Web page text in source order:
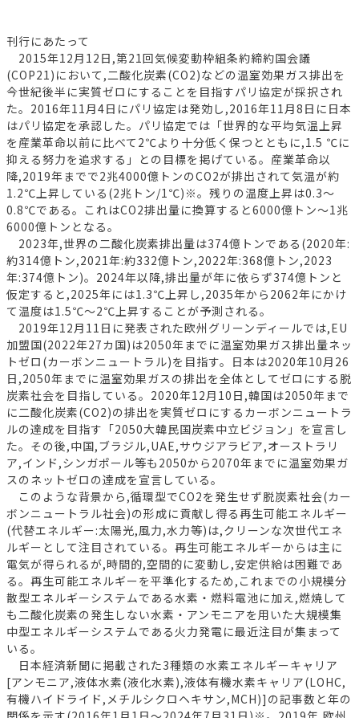
刊行にあたって
2015年12月12日,第21回気候変動枠組条約締約国会議
(COP21)において,二酸化炭素(CO2)などの温室効果ガス排出を
今世紀後半に実質ゼロにすることを目指すパリ協定が採択され
た。2016年11月4日にパリ協定は発効し,2016年11月8日に日本
はパリ協定を承認した。パリ協定では「世界的な平均気温上昇
を産業革命以前に比べて2℃より十分低く保つとともに,1.5 ℃に
抑える努力を追求する」との目標を掲げている。産業革命以
降,2019年までで2兆4000億トンのCO2が排出されて気温が約
1.2℃上昇している(2兆トン/1℃)※。残りの温度上昇は0.3～
0.8℃である。これはCO2排出量に換算すると6000億トン～1兆
6000億トンとなる。
2023年,世界の二酸化炭素排出量は374億トンである(2020年:
約314億トン,2021年:約332億トン,2022年:368億トン,2023
年:374億トン)。2024年以降,排出量が年に依らず374億トンと
仮定すると,2025年には1.3℃上昇し,2035年から2062年にかけ
て温度は1.5℃～2℃上昇することが予測される。
2019年12月11日に発表された欧州グリーンディールでは,EU
加盟国(2022年27カ国)は2050年までに温室効果ガス排出量ネッ
トゼロ(カーボンニュートラル)を目指す。日本は2020年10月26
日,2050年までに温室効果ガスの排出を全体としてゼロにする脱
炭素社会を目指している。2020年12月10日,韓国は2050年まで
に二酸化炭素(CO2)の排出を実質ゼロにするカーボンニュートラ
ルの達成を目指す「2050大韓民国炭素中立ビジョン」を宣言し
た。その後,中国,ブラジル,UAE,サウジアラビア,オーストラリ
ア,インド,シンガポール等も2050から2070年までに温室効果ガ
スのネットゼロの達成を宣言している。
このような背景から,循環型でCO2を発生せず脱炭素社会(カー
ボンニュートラル社会)の形成に貢献し得る再生可能エネルギー
(代替エネルギー:太陽光,風力,水力等)は,クリーンな次世代エネ
ルギーとして注目されている。再生可能エネルギーからは主に
電気が得られるが,時間的,空間的に変動し,安定供給は困難であ
る。再生可能エネルギーを平準化するため,これまでの小規模分
散型エネルギーシステムである水素・燃料電池に加え,燃焼して
も二酸化炭素の発生しない水素・アンモニアを用いた大規模集
中型エネルギーシステムである火力発電に最近注目が集まって
いる。
日本経済新聞に掲載された3種類の水素エネルギーキャリア
[アンモニア,液体水素(液化水素),液体有機水素キャリア(LOHC,
有機ハイドライド,メチルシクロヘキサン,MCH)]の記事数と年の